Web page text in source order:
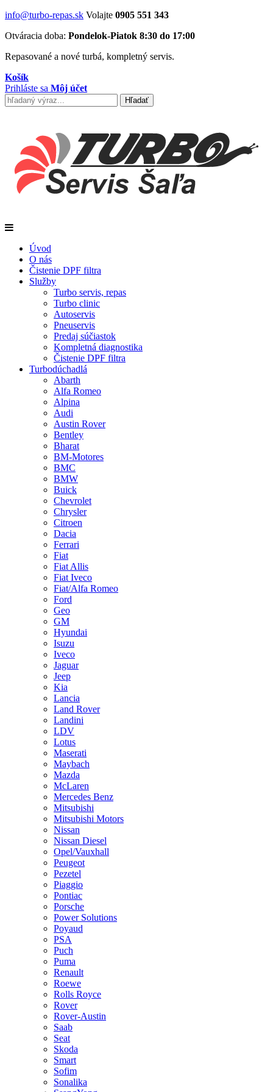
info@turbo-repas.sk Volajte 0905 551 343
Otváracia doba: Pondelok-Piatok 8:30 do 17:00
Repasované a nové turbá, kompletný servis.
Košík
Prihláste sa Môj účet
Úvod
O nás
Čistenie DPF filtra
Služby
Turbo servis, repas
Turbo clinic
Autoservis
Pneuservis
Predaj súčiastok
Kompletná diagnostika
Čistenie DPF filtra
Turbodúchadlá
Abarth
Alfa Romeo
Alpina
Audi
Austin Rover
Bentley
Bharat
BM-Motores
BMC
BMW
Buick
Chevrolet
Chrysler
Citroen
Dacia
Ferrari
Fiat
Fiat Allis
Fiat Iveco
Fiat/Alfa Romeo
Ford
Geo
GM
Hyundai
Isuzu
Iveco
Jaguar
Jeep
Kia
Lancia
Land Rover
Landini
LDV
Lotus
Maserati
Maybach
Mazda
McLaren
Mercedes Benz
Mitsubishi
Mitsubishi Motors
Nissan
Nissan Diesel
Opel/Vauxhall
Peugeot
Pezetel
Piaggio
Pontiac
Porsche
Power Solutions
Poyaud
PSA
Puch
Puma
Renault
Roewe
Rolls Royce
Rover
Rover-Austin
Saab
Seat
Skoda
Smart
Sofim
Sonalika